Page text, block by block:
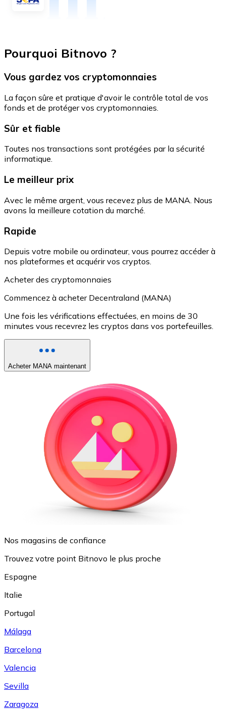
Pourquoi Bitnovo ?
Vous gardez vos cryptomonnaies
La façon sûre et pratique d'avoir le contrôle total de vos
fonds et de protéger vos cryptomonnaies.
Sûr et fiable
Toutes nos transactions sont protégées par la sécurité
informatique.
Le meilleur prix
Avec le même argent, vous recevez plus de MANA. Nous
avons la meilleure cotation du marché.
Rapide
Depuis votre mobile ou ordinateur, vous pourrez accéder à
nos plateformes et acquérir vos cryptos.
Acheter des cryptomonnaies
Commencez à acheter Decentraland (MANA)
Une fois les vérifications effectuées, en moins de 30
minutes vous recevrez les cryptos dans vos portefeuilles.
Acheter MANA maintenant
Nos magasins de confiance
Trouvez votre point Bitnovo le plus proche
Espagne
Italie
Portugal
Málaga
Barcelona
Valencia
Sevilla
Zaragoza